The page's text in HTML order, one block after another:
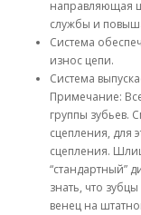
направляющая
службы и
Система
износ цепи.
Система
Примечание:
группы зубьев.
сцепления, для
сцепления.
“стандартный”
знать, что
венец на